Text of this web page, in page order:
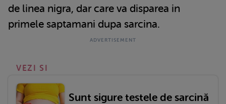
de linea nigra, dar care va disparea in
primele saptamani dupa sarcina.
VEZI SI
Sunt sigure testele de sarcină